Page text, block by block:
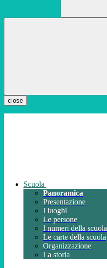
close
Scuola
Panoramica
Presentazione
I luoghi
Le persone
I numeri della scuola
Le carte della scuola
Organizzazione
La storia